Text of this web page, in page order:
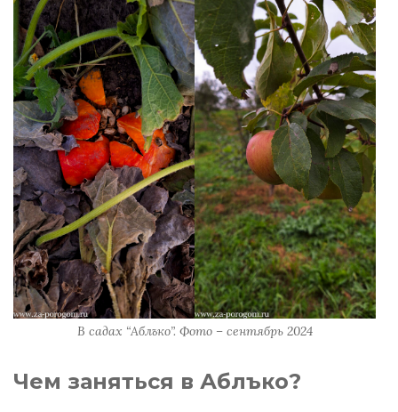
В садах “Аблъко”. Фото – сентябрь 2024
Чем заняться в Аблъко?